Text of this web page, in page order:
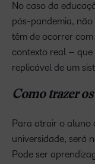
No caso da
pós-pandemia, não
têm de ocorrer com
contexto real – que
replicável de um
Como trazer
Para atrair o aluno
universidade, será
Pode ser